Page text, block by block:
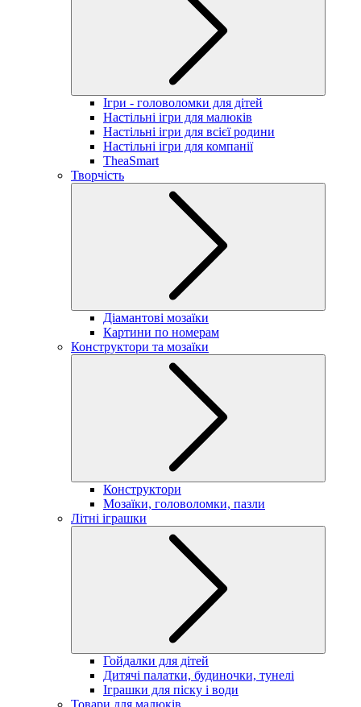
Ігри - головоломки для дітей
Настільні ігри для малюків
Настільні ігри для всієї родини
Настільні ігри для компанії
TheaSmart
Творчість
Діамантові мозаїки
Картини по номерам
Конструктори та мозаїки
Конструктори
Мозаїки, головоломки, пазли
Літні іграшки
Гойдалки для дітей
Дитячі палатки, будиночки, тунелі
Іграшки для піску і води
Товари для малюків